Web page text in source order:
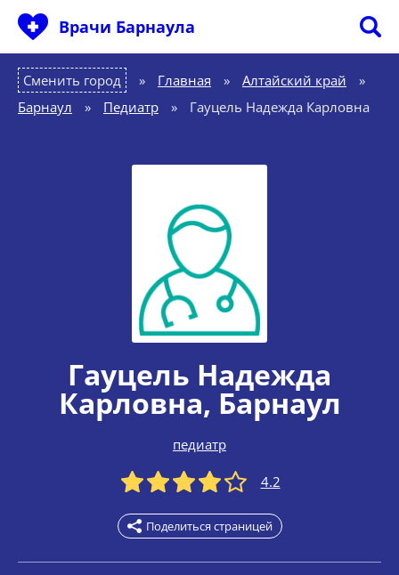
Врачи Барнаула
Сменить город Главная » Алтайский край
»
Барнаул
» Педиатр » Гауцель Надежда Карловна
Гауцель Надежда
Карловна, Барнаул
педиатр
4.2
Поделиться страницей